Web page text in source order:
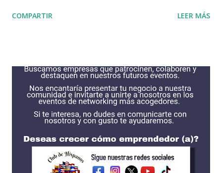
soñar, oportunidades se encuentran alli, solo tienes que
Haciendo todo el esfuerzo posible podrias encontrar
alguna intitucion que acceda a tus necesidades. Algunas de
las instituciones se encuentran en esta lista, son las que
tienen mas las becas para estudiantes internacionales. Cada
solicitud y requisitos. Es recomendable obtener su solicitud
de FAFSA antes de solicitar alguna beca. AMHERST
COMPARTIR LEER MÁS